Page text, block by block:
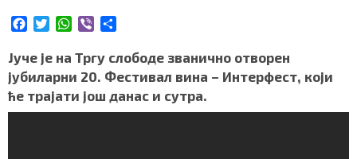
c
e
b
o
i
t
t
e
W
a
t
s
A
b
e
r
a
r
e
Јуче је на Тргу слободе званично отворен
јубиларни 20. Фестивал вина – Интерфест, који
ће трајати још данас и сутра.
ВИДЕО
БЛОГ